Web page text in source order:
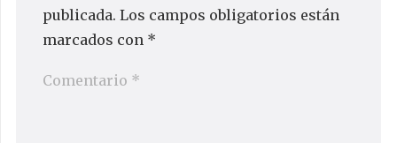
publicada. Los campos obligatorios están
marcados con *